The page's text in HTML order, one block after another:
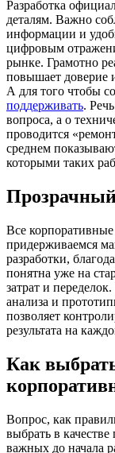
Разработка
деталям. Важно
информации и
цифровым
рынке. Грамотно
повышает доверие
А для того чтобы
поддерживать.
вопроса, а о
проводится
среднем
которыми таких
Все
придерживаемся
разработки,
понятна уже на
затрат и
анализа и
позволяет
результата на
Как
Вопрос, как
выбрать в
важных до начала